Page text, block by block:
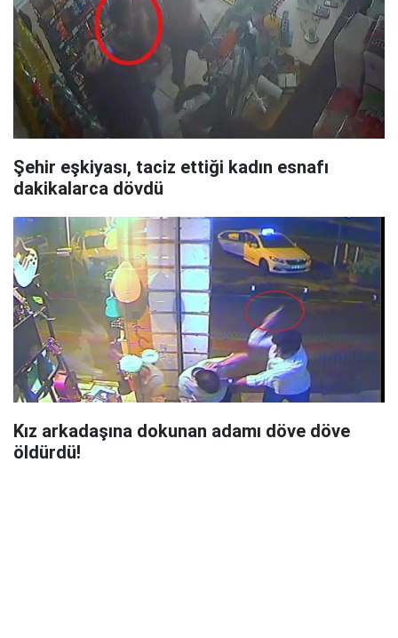
Şehir eşkiyası, taciz ettiği kadın esnafı
dakikalarca dövdü
Kız arkadaşına dokunan adamı döve döve
öldürdü!